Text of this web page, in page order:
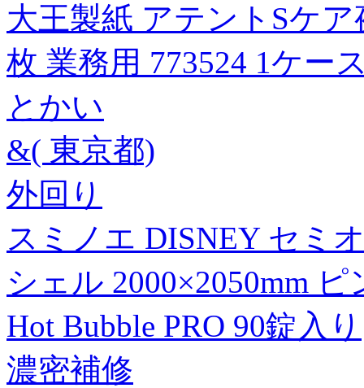
大王製紙 アテントSケ
枚 業務用 773524 1ケー
とかい
&( 東京都)
外回り
スミノエ DISNEY セミ
シェル 2000×2050mm
Hot Bubble PRO 90錠入り
濃密補修